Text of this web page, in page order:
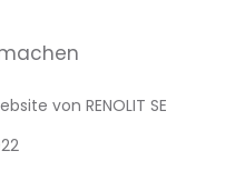
breite Palette von
Produkten, sowie
für verschiedene
wie die
von RENOLIT SE